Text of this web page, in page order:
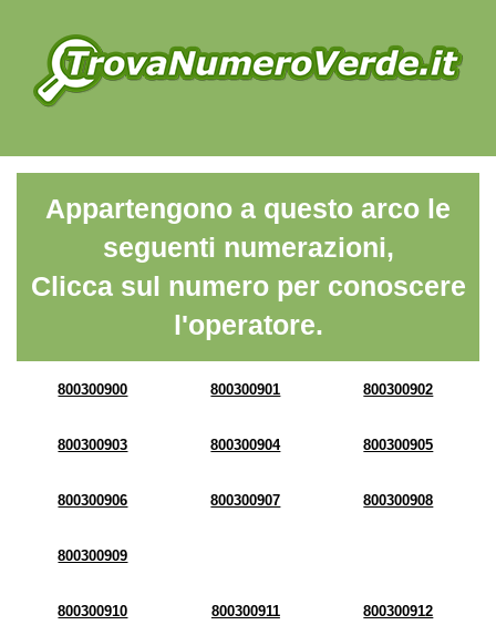
Appartengono a questo arco le
seguenti numerazioni,
Clicca sul numero per conoscere
l'operatore.
800300900 800300901 800300902
800300903 800300904 800300905
800300906 800300907 800300908
800300909
800300910 800300911 800300912